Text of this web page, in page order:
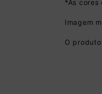
*As
Imagem
O